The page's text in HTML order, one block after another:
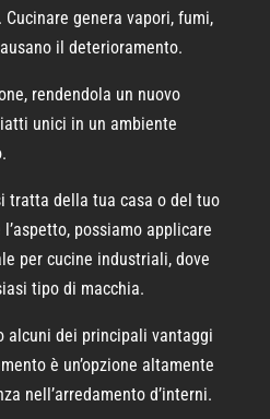
genera vapori, fumi,
il deterioramento.
rendendola un nuovo
unici in un ambiente
tratta della tua casa o del tuo
possiamo applicare
per cucine industriali, dove
tipo di macchia.
alcuni dei principali vantaggi
è un’opzione altamente
nell’arredamento d’interni.